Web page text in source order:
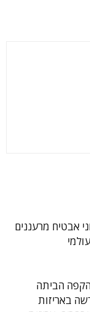
אבטיח מרעננים
הביתה
באריזות